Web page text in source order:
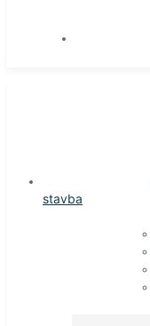
stavba